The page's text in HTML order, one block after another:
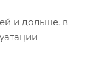
и дольше, в